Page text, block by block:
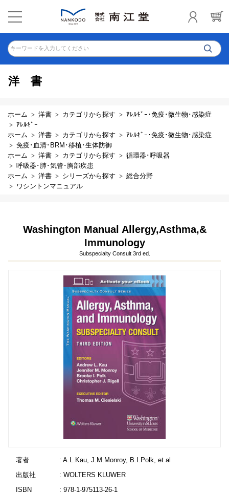
キーワードを入力してください
洋書
ホーム 洋書 カテゴリから探す
ｱﾚﾙｷﾞｰ･免疫･微生物･感染症
ｱﾚﾙｷﾞｰ
ホーム
洋書 カテゴリから探す
ｱﾚﾙｷﾞｰ･免疫･微生物･感染症
免疫･血清･BRM･移植･生体防御
ホーム
洋書 カテゴリから探す
循環器･呼吸器
呼吸器･肺･気管･胸部疾患
ホーム
洋書 シリーズから探す
総合分野
ワシントンマニュアル
Washington Manual Allergy,Asthma,&
Immunology
Subspecialty Consult 3rd ed.
著者
: A.L.Kau, J.M.Monroy, B.I.Polk, et al
出版社
: WOLTERS KLUWER
ISBN
: 978-1-975113-26-1